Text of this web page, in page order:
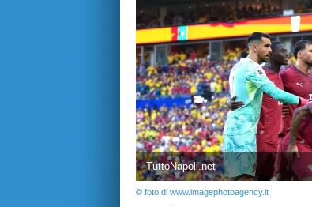
TuttoNapoli.net
© foto di www.imagephotoagency.it